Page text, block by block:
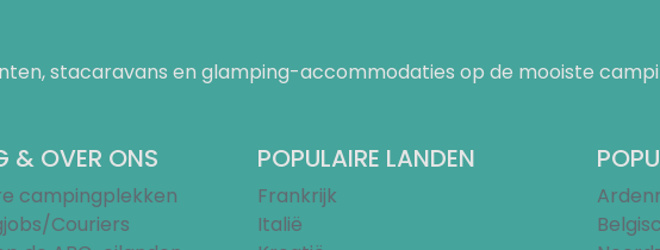
stacaravans en glamping-accommodaties op de mooiste
& OVER ONS
campingplekken
Couriers
POPULAIRE LANDEN
Frankrijk
Italië